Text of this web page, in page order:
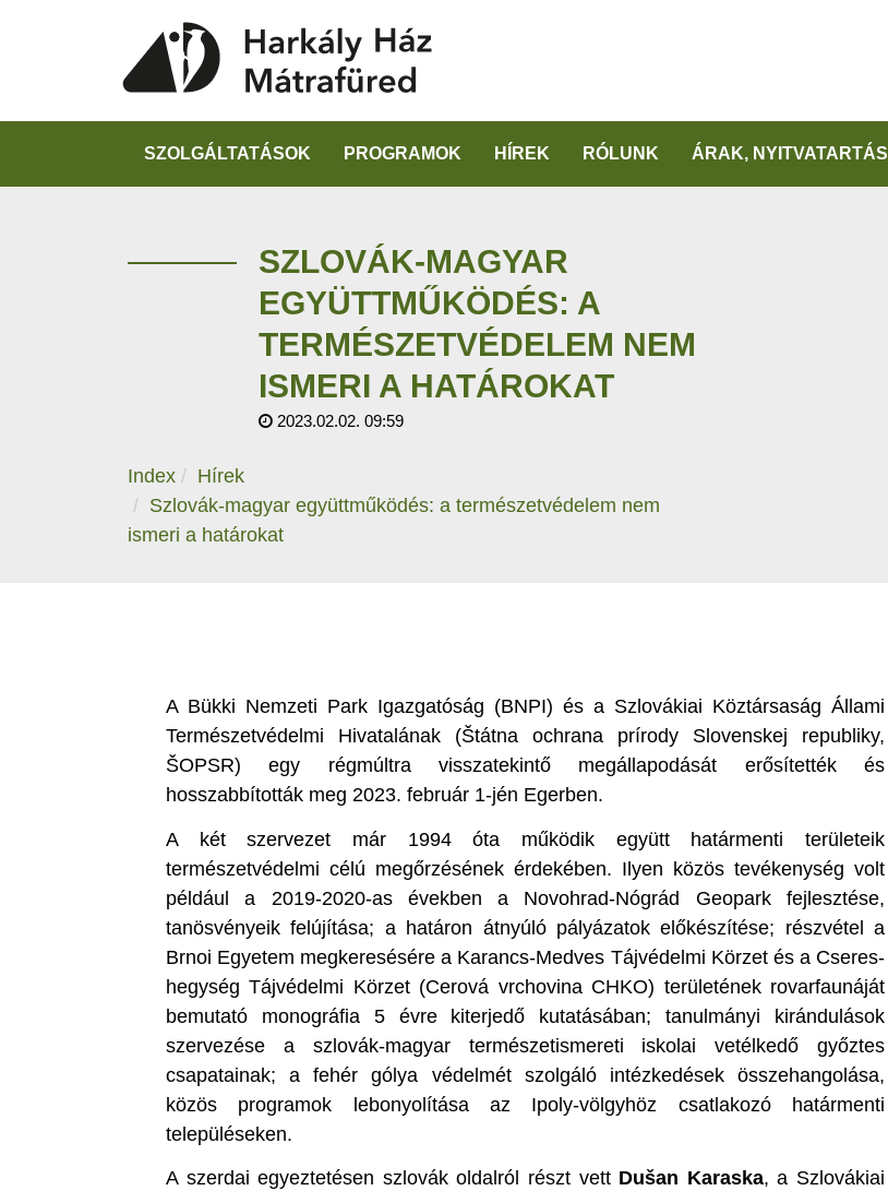
SZOLGÁLTATÁSOK PROGRAMOK HÍREK RÓLUNK ÁRAK, NYITVATARTÁS
SZLOVÁK-MAGYAR
EGYÜTTMŰKÖDÉS: A
TERMÉSZETVÉDELEM NEM
ISMERI A HATÁROKAT
2023.02.02. 09:59
Index
Hírek
Szlovák-magyar együttműködés: a természetvédelem nem
ismeri a határokat
A Bükki Nemzeti Park Igazgatóság (BNPI) és a Szlovákiai Köztársaság Állami
Természetvédelmi Hivatalának (Štátna ochrana prírody Slovenskej republiky,
ŠOPSR) egy régmúltra visszatekintő megállapodását erősítették és
hosszabbították meg 2023. február 1-jén Egerben.
A két szervezet már 1994 óta működik együtt határmenti területeik
természetvédelmi célú megőrzésének érdekében. Ilyen közös tevékenység volt
például a 2019-2020-as években a Novohrad-Nógrád Geopark fejlesztése,
tanösvényeik felújítása; a határon átnyúló pályázatok előkészítése; részvétel a
Brnoi Egyetem megkeresésére a Karancs-Medves Tájvédelmi Körzet és a Cseres-
hegység Tájvédelmi Körzet (Cerová vrchovina CHKO) területének rovarfaunáját
bemutató monográfia 5 évre kiterjedő kutatásában; tanulmányi kirándulások
szervezése a szlovák-magyar természetismereti iskolai vetélkedő győztes
csapatainak; a fehér gólya védelmét szolgáló intézkedések összehangolása,
közös programok lebonyolítása az Ipoly-völgyhöz csatlakozó határmenti
településeken.
A szerdai egyeztetésen szlovák oldalról részt vett Dušan Karaska, a Szlovákiai